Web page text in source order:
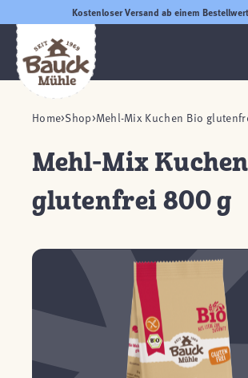
Kostenloser Versand ab einem
Home Shop Mehl-Mix Kuchen Bio
Mehl-Mix
glutenfrei 800 g